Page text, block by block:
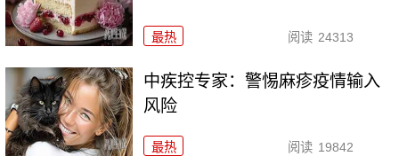
最热 阅读 24313
中疾控专家：警惕麻疹疫情输入
风险
最热 阅读 19842